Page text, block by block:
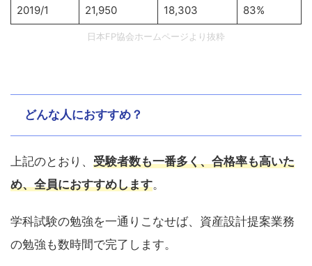
2019/1 21,950 18,303 83%
日本FP協会ホームページより抜粋
どんな人におすすめ？
上記のとおり、 受験者数も一番多く、合格率も高いた
め、全員におすすめします。
学科試験の勉強を一通りこなせば、資産設計提案業務
の勉強も数時間で完了します。